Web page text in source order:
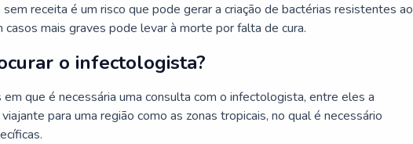
receita é um risco que pode gerar a criação de bactérias resistentes ao
casos mais graves pode levar à morte por falta de cura.
o infectologista?
que é necessária uma consulta com o infectologista, entre eles a
para uma região como as zonas tropicais, no qual é necessário